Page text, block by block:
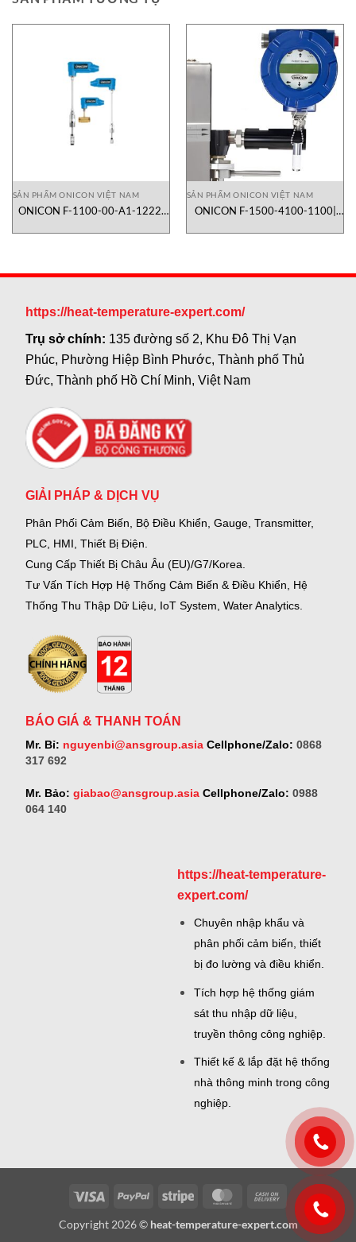
SẢN PHẨM ONICON VIỆT NAM
ONICON F-1100-00-A1-1222|
insertion
SẢN PHẨM ONICON VIỆT NAM
ONICON F-1500-4100-1100|
https://heat-temperature-expert.com/
Trụ sở chính: 135 đường số 2, Khu Đô Thị Vạn
Phúc, Phường Hiệp Bình Phước, Thành phố Thủ
Đức, Thành phố Hồ Chí Minh, Việt Nam
GIẢI PHÁP & DỊCH VỤ
Phân Phối Cảm Biến, Bộ Điều Khiển, Gauge, Transmitter,
PLC, HMI, Thiết Bị Điện.
Cung Cấp Thiết Bị Châu Âu (EU)/G7/Korea.
Tư Vấn Tích Hợp Hệ Thống Cảm Biến & Điều Khiển, Hệ
Thống Thu Thập Dữ Liệu, IoT System, Water Analytics.
BÁO GIÁ & THANH TOÁN
Mr. Bỉ: nguyenbi@ansgroup.asiaCellphone/Zalo: 0868
317 692
Mr. Bảo: giabao@ansgroup.asiaCellphone/Zalo: 0988
064 140
https://heat-temperature-
expert.com/
Chuyên nhập khẩu và
phân phối cảm biến, thiết
bị đo lường và điều khiển.
Tích hợp hệ thống giám
sát thu nhập dữ liệu,
truyền thông công nghiệp.
Thiết kế & lắp đặt hệ thống
nhà thông minh trong công
nghiệp.
Visa PayPal Stripe MasterCardCash
On
Delivery
Copyright 2026 © heat-temperature-expert.com